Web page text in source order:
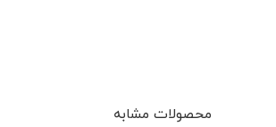
محصولات مشابه